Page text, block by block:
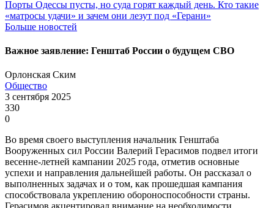
Порты Одессы пусты, но суда горят каждый день. Кто такие
«матросы удачи» и зачем они лезут под «Герани»
Больше новостей
Важное заявление: Генштаб России о будущем СВО
Орлонская Ским
Общество
3 сентября 2025
330
0
Во время своего выступления начальник Генштаба
Вооруженных сил России Валерий Герасимов подвел итоги
весенне-летней кампании 2025 года, отметив основные
успехи и направления дальнейшей работы. Он рассказал о
выполненных задачах и о том, как прошедшая кампания
способствовала укреплению обороноспособности страны.